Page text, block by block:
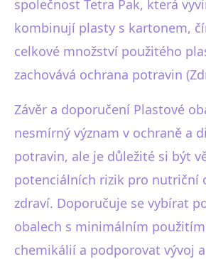
společnost Tetra Pak, která
kombinují plasty s kartonem,
celkové množství použitého
zachovává ochrana potravin
Závěr a doporučení Plastové
nesmírný význam v ochraně a
potravin, ale je důležité si být
potenciálních rizik pro nutriční
zdraví. Doporučuje se vybírat
obalech s minimálním
chemikálií a podporovat vývoj